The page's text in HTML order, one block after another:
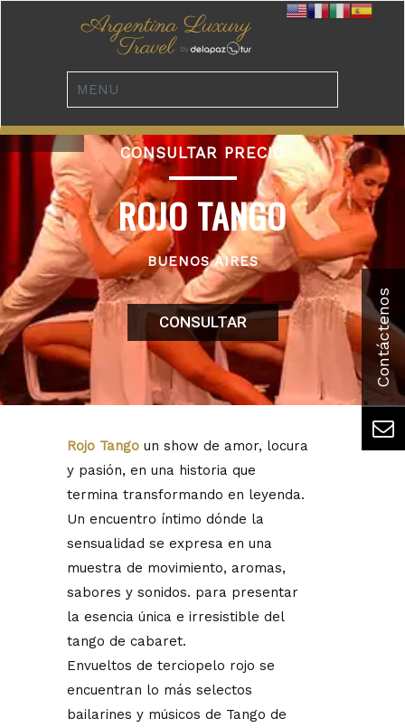
CONSULTAR PRECIO
ROJO TANGO
BUENOS AIRES
CONSULTAR
Rojo Tango un show de amor, locura
y pasión, en una historia que
termina transformando en leyenda.
Un encuentro íntimo dónde la
sensualidad se expresa en una
muestra de movimiento, aromas,
sabores y sonidos. para presentar
la esencia única e irresistible del
tango de cabaret.
Envueltos de terciopelo rojo se
encuentran lo más selectos
bailarines y músicos de Tango de